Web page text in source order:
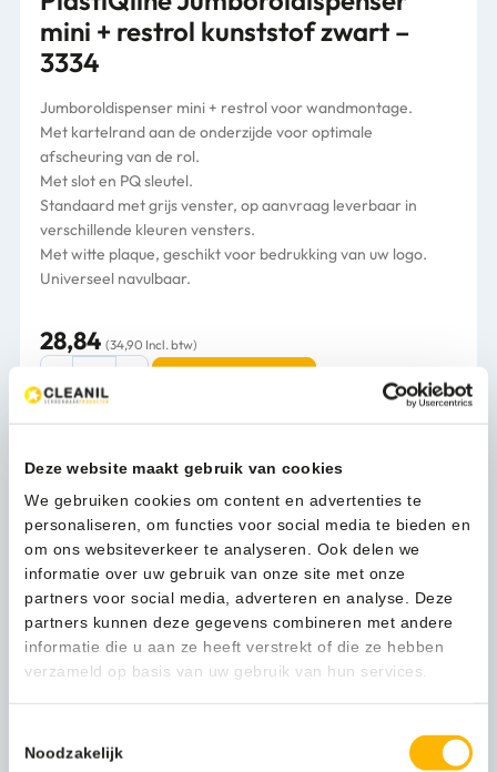
Deze website maakt gebruik van cookies
We gebruiken cookies om content en advertenties te
personaliseren, om functies voor social media te bieden en
om ons websiteverkeer te analyseren. Ook delen we
informatie over uw gebruik van onze site met onze
partners voor social media, adverteren en analyse. Deze
partners kunnen deze gegevens combineren met andere
informatie die u aan ze heeft verstrekt of die ze hebben
verzameld op basis van uw gebruik van hun services.
Noodzakelijk
mini + restrol kunststof zwart –
3334
Jumboroldispenser mini + restrol voor wandmontage.
Met kartelrand aan de onderzijde voor optimale
afscheuring van de rol.
Met slot en PQ sleutel.
Standaard met grijs venster, op aanvraag leverbaar in
verschillende kleuren vensters.
Met witte plaque, geschikt voor bedrukking van uw logo.
Universeel navulbaar.
28,84 (34,90 Incl. btw)
PlastiQline
Jumboroldispenser
restrol
zwart
1-3 werkdagen
Kan ik u helpen?
Neem contact op
Wilt u een onbezorgd toiletgebruik?